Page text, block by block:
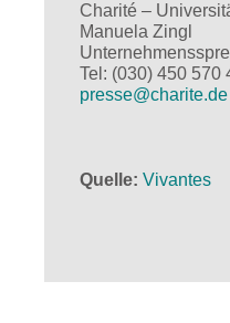
Charité –
Manuela Zingl
Tel: (030) 450 570
presse@charite.de
Quelle Vivantes